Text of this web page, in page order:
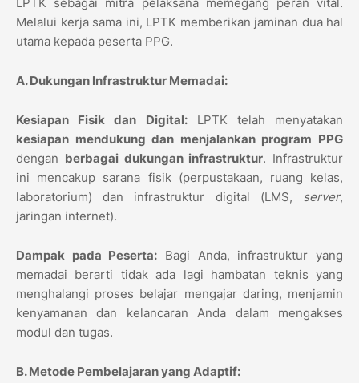
Melalui kerja sama ini, LPTK memberikan jaminan dua hal
utama kepada peserta PPG.
A. Dukungan Infrastruktur Memadai:
Kesiapan Fisik dan Digital:LPTK telah menyatakan
kesiapan mendukung dan menjalankan program PPG
dengan berbagai dukungan infrastruktur. Infrastruktur
ini mencakup sarana fisik (perpustakaan, ruang kelas,
laboratorium) dan infrastruktur digital (LMS, server,
jaringan internet).
Dampak pada Peserta: Bagi Anda, infrastruktur yang
memadai berarti tidak ada lagi hambatan teknis yang
menghalangi proses belajar mengajar daring, menjamin
kenyamanan dan kelancaran Anda dalam mengakses
modul dan tugas.
B. Metode Pembelajaran yang Adaptif: